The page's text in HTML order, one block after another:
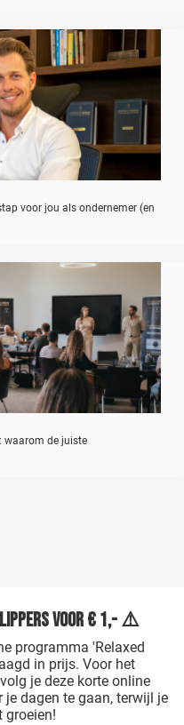
voor jou als ondernemer (en
waarom de juiste
voor € 1,- ⚠️
programma 'Relaxed
in prijs. Voor het
je deze korte online
dagen te gaan, terwijl je
groeien!